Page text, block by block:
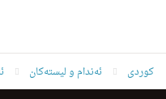
کوردی ئه‌ندام و لیسته‌كان